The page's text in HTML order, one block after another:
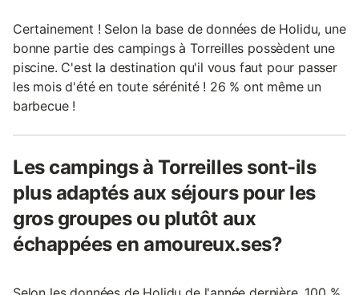
Certainement ! Selon la base de données de Holidu, une
bonne partie des campings à Torreilles possèdent une
piscine. C'est la destination qu'il vous faut pour passer
les mois d'été en toute sérénité ! 26 % ont même un
barbecue !
Les campings à Torreilles sont-ils
plus adaptés aux séjours pour les
gros groupes ou plutôt aux
échappées en amoureux.ses?